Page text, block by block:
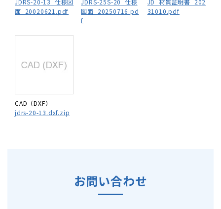
JDRS-20-13_仕様図
面_20020621.pdf
JDRS-25S-20_仕様
図面_20250716.pd
f
JD_材質証明書_202
31010.pdf
CAD（DXF）
jdrs-20-13.dxf.zip
お問い合わせ